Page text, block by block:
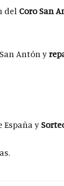
del Coro San
Antón y
España y